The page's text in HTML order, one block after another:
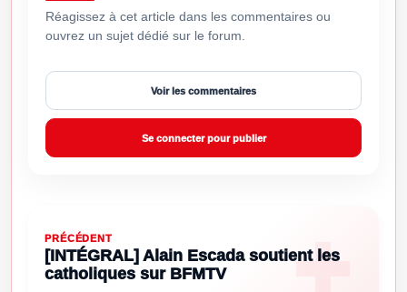
Réagissez à cet article dans les commentaires ou
ouvrez un sujet dédié sur le forum.
Voir les commentaires
Se connecter pour publier
PRÉCÉDENT
[INTÉGRAL] Alain Escada soutient les
catholiques sur BFMTV